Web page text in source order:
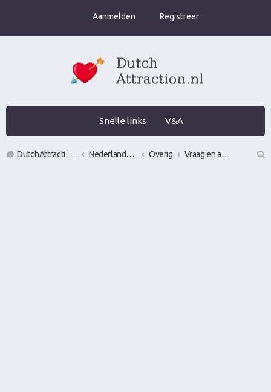
Aanmelden Registreer
Snelle links V&A
DutchAttraction.nl Nederlands grootste Dutch Attraction, Lifestyle, Vrouwen versieren en Pick-Up (PUA) Forum Overig
Vraag en aanbod